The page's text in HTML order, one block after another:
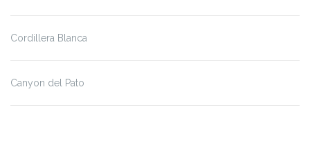
Cordillera Blanca
Canyon del Pato